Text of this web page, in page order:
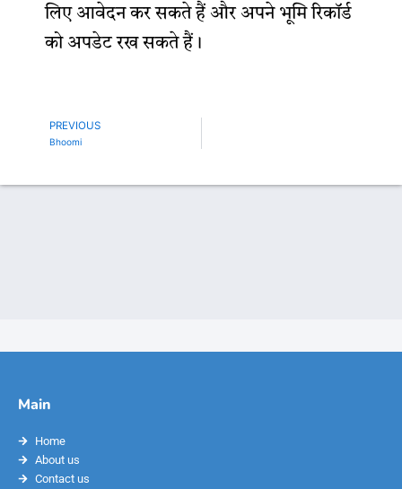
लिए आवेदन कर सकते हैं और अपने भूमि रिकॉर्ड
को अपडेट रख सकते हैं।
Prev
PREVIOUS
Bhoomi
Main
Home
About us
Contact us